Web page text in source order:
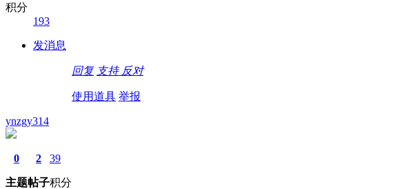
积分
193
发消息
回复 支持 反对
使用道具 举报
ynzgy314
0
主题
2
帖子
39
积分